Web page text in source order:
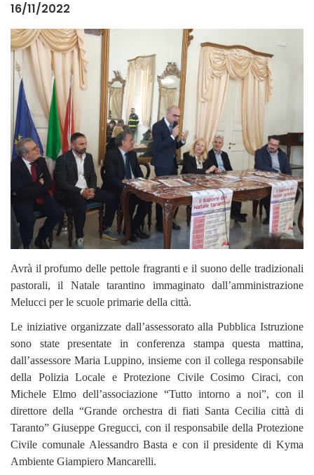
16/11/2022
Avrà il profumo delle pettole fragranti e il suono delle tradizionali
pastorali, il Natale tarantino immaginato dall’amministrazione
Melucci per le scuole primarie della città.
Le iniziative organizzate dall’assessorato alla Pubblica Istruzione
sono state presentate in conferenza stampa questa mattina,
dall’assessore Maria Luppino, insieme con il collega responsabile
della Polizia Locale e Protezione Civile Cosimo Ciraci, con
Michele Elmo dell’associazione “Tutto intorno a noi”, con il
direttore della “Grande orchestra di fiati Santa Cecilia città di
Taranto” Giuseppe Gregucci, con il responsabile della Protezione
Civile comunale Alessandro Basta e con il presidente di Kyma
Ambiente Giampiero Mancarelli.